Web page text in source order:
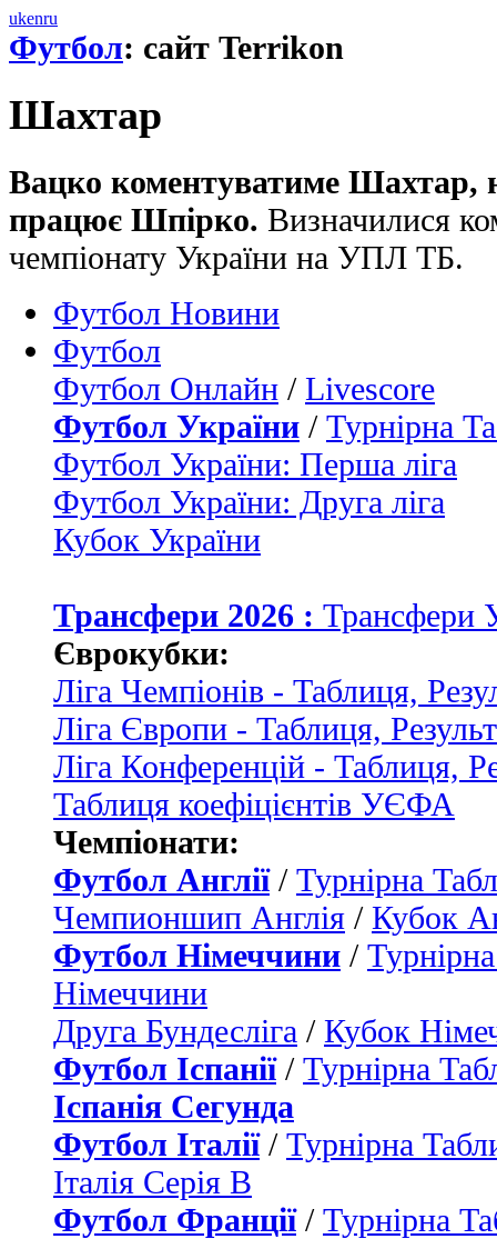
ukenru
Футбол: сайт Terrikon
Шахтар
Вацко коментуватиме Шахтар,
працює Шпірко. Визначилися
чемпіонату України на УПЛ ТБ.
Футбол Новини
Футбол
Футбол Онлайн / Livescore
Футбол України / Турнірна
Футбол України: Перша ліга
Футбол України: Друга ліга
Кубок України
Трансфери 2026 : Трансфери
Єврокубки:
Ліга Чемпіонів - Таблиця,
Ліга Європи - Таблиця,
Ліга Конференцій - Таблиця,
Таблиця коефіцієнтів УЄФА
Чемпіонати:
Футбол Англії/ Турнірна
Чемпионшип Англія / Кубок
Футбол Німеччини /
Німеччини
Друга Бундесліга / Кубок
Футбол Іспанії/ Турнірна
Іспанія Сегунда
Футбол Італії/ Турнірна
Італія Серія B
Футбол Франції/ Турнірна